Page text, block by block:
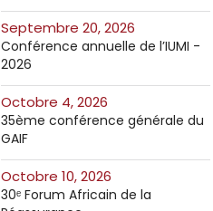
septembre 20, 2026
Conférence annuelle de l’IUMI -
2026
octobre 4, 2026
35ème conférence générale du
GAIF
octobre 10, 2026
30ᵉ Forum Africain de la